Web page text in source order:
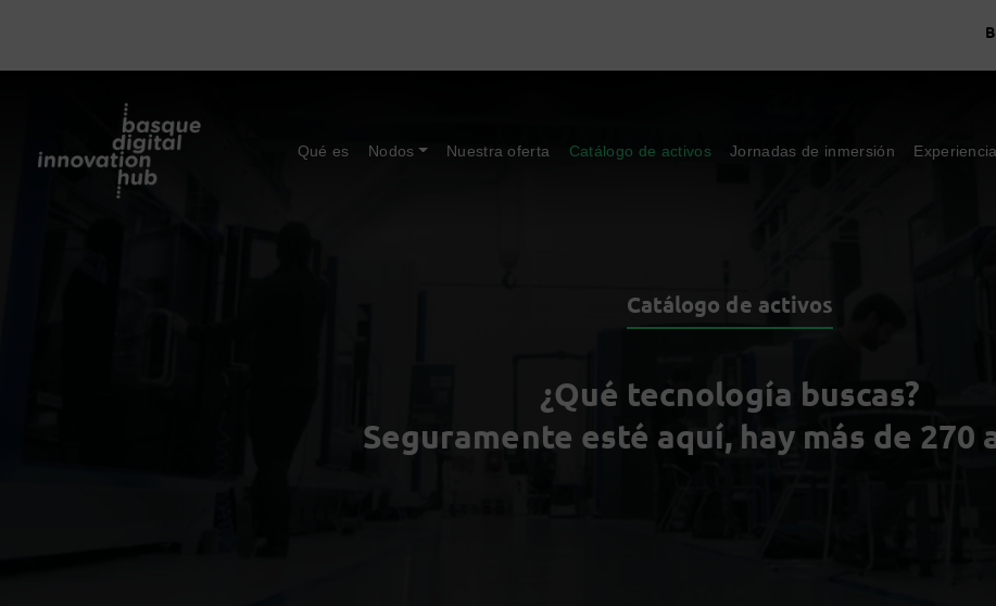
Qué es Nodos Nuestra oferta Catálogo de activos Jornadas de inmersión
Catálogo de activos
¿Qué tecnología buscas?
Seguramente esté aquí, hay más de 270